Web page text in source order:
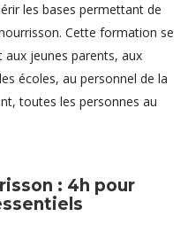
les bases permettant de
Cette formation se
jeunes parents, aux
écoles, au personnel de la
toutes les personnes au
: 4h pour